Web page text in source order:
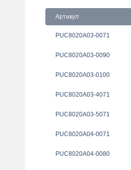
Артикул
PUC8020A03-0071
PUC8020A03-0090
PUC8020A03-0100
PUC8020A03-4071
PUC8020A03-5071
PUC8020A04-0071
PUC8020A04-0080